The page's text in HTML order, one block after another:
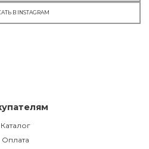
В INSTAGRAM
Каталог
Оплата